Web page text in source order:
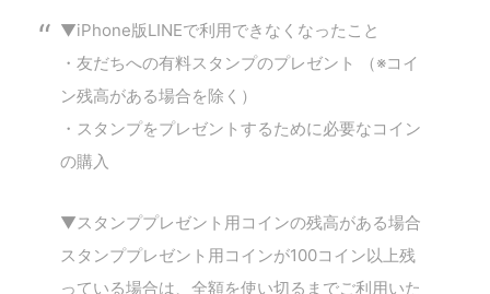
▼iPhone版LINEで利用できなくなったこと
・友だちへの有料スタンプのプレゼント （※コイ
ン残高がある場合を除く）
・スタンプをプレゼントするために必要なコイン
の購入
▼スタンププレゼント用コインの残高がある場合
スタンププレゼント用コインが100コイン以上残
っている場合は、全額を使い切るまでご利用いた